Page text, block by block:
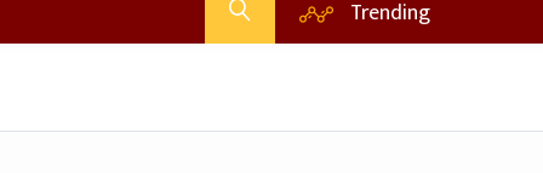
Trending